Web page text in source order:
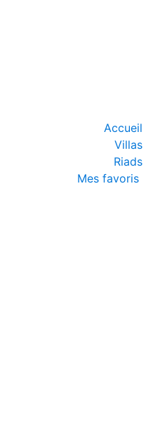
Accueil
Villas
Riads
Mes favoris